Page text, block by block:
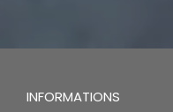
INFORMATIONS